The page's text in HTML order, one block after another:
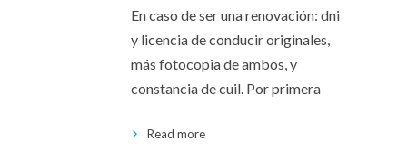
En caso de ser una renovación: dni
y licencia de conducir originales,
más fotocopia de ambos, y
constancia de cuil. Por primera
Read more